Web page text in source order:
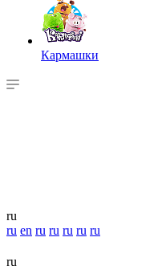
Кармашки
ru
ru en ru ru ru ru ru
ru